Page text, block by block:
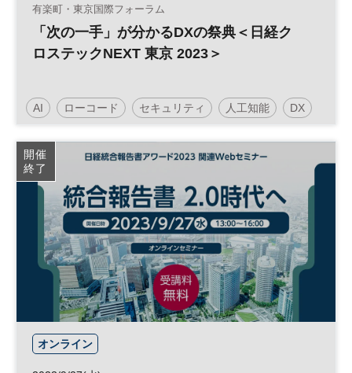
有楽町・東京国際フォーラム
「次の一手」が分かるDXの祭典＜日経ク
ロステックNEXT 東京 2023＞
AI ローコード セキュリティ 人工知能 DX
デジタルマーケティング
開催
終了
オンライン